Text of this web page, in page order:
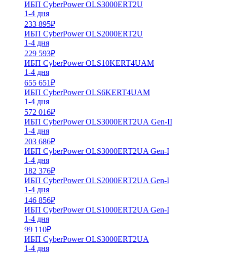
ИБП CyberPower OLS3000ERT2U
1-4 дня
233 895₽
ИБП CyberPower OLS2000ERT2U
1-4 дня
229 593₽
ИБП CyberPower OLS10KERT4UAМ
1-4 дня
655 651₽
ИБП CyberPower OLS6KERT4UAМ
1-4 дня
572 016₽
ИБП CyberPower OLS3000ERT2UА Gen-II
1-4 дня
203 686₽
ИБП CyberPower OLS3000ERT2UA Gen-I
1-4 дня
182 376₽
ИБП CyberPower OLS2000ERT2UA Gen-I
1-4 дня
146 856₽
ИБП CyberPower OLS1000ERT2UA Gen-I
1-4 дня
99 110₽
ИБП CyberPower OLS3000ERT2UA
1-4 дня